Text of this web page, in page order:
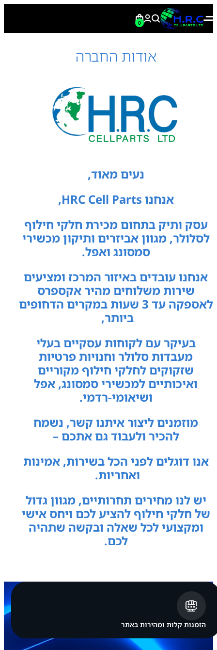
0
אודות החברה
נעים מאוד,
אנחנו HRC Cell Parts,
עסק ותיק בתחום מכירת חלקי חילוף
לסלולר, מגוון אביזרים ותיקון מכשירי
סמסונג ואפל.
אנחנו עובדים באיזור המרכז ומציעים
שירות משלוחים מהיר אקספרס
לאספקה עד 3 שעות במקרים הדחופים
ביותר,
בעיקר עם לקוחות עסקיים בעלי
מעבדות סלולר וחנויות פרטיות
שזקוקים לחלקי חילוף מקוריים
ואיכותיים למכשירי סמסונג, אפל
ושיאומי-רדמי.
מוזמנים ליצור איתנו קשר, נשמח
להכיר ולעבוד גם אתכם –
אנו דוגלים לפני הכל בשירות, אמינות
ואחריות.
יש לנו מחירים תחרותיים, מגוון גדול
של חלקי חילוף להציע לכם ויחס אישי
ומקצועי לכל שאלה ובקשה שתהיה
לכם.
הזמנות קלות ומהירות באתר